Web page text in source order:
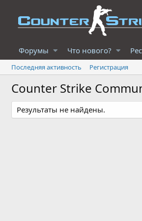
Форумы Что нового?
Последняя активность Регистрация
Counter Strike
Результаты не найдены.